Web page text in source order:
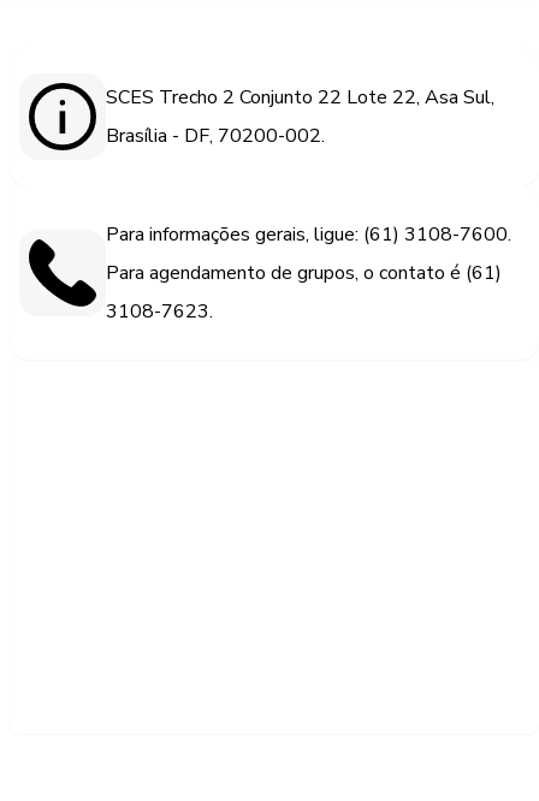
SCES Trecho 2 Conjunto 22 Lote 22, Asa Sul,
Brasília - DF, 70200-002.
Para informações gerais, ligue: (61) 3108-7600.
Para agendamento de grupos, o contato é (61)
3108-7623.